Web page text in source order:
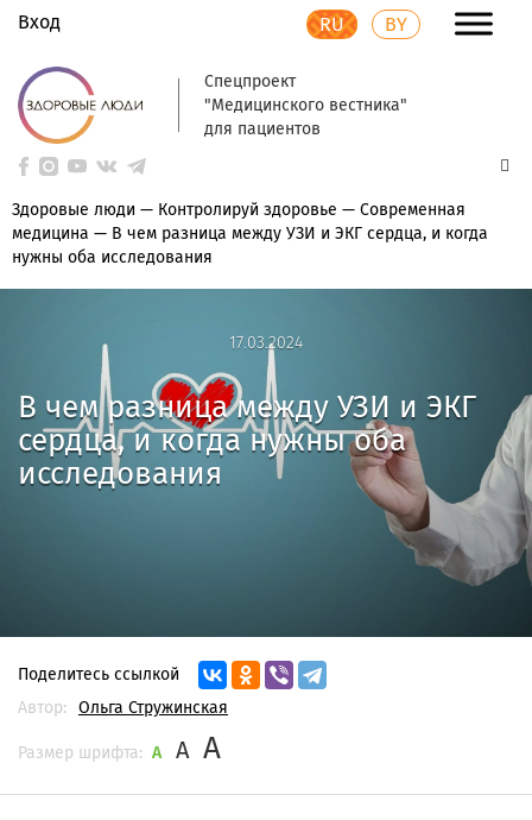
Вход RU BY
Спецпроект
"Медицинского вестника"
для пациентов
Здоровые люди — Контролируй здоровье — Современная
медицина — В чем разница между УЗИ и ЭКГ сердца, и когда
нужны оба исследования
17.03.2024
17.03.2024
В чем разница между УЗИ и ЭКГ
сердца, и когда нужны оба
исследования
Поделитесь ссылкой
Автор:
Ольга Стружинская
Размер шрифта: A A A